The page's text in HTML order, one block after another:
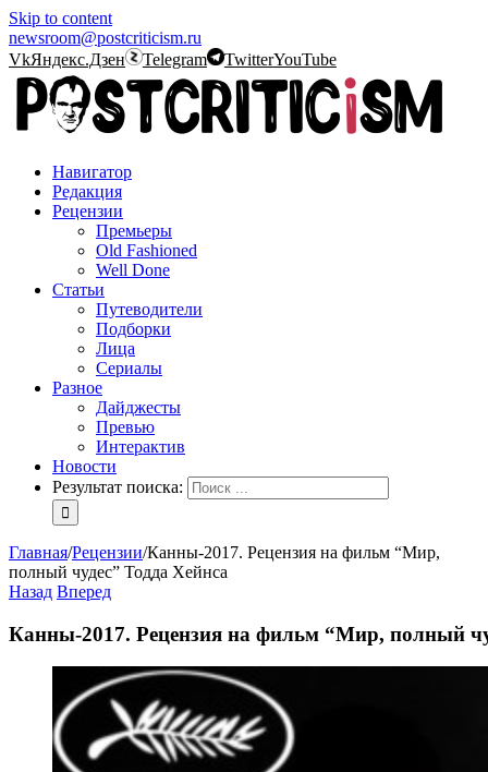
Skip to content
newsroom@postcriticism.ru
VkЯндекс.Дзен Telegram TwitterYouTube
Навигатор
Редакция
Рецензии
Премьеры
Old Fashioned
Well Done
Статьи
Путеводители
Подборки
Лица
Сериалы
Разное
Дайджесты
Превью
Интерактив
Новости
Результат поиска:
Главная/Рецензии/Канны-2017. Рецензия на фильм “Мир,
полный чудес” Тодда Хейнса
Назад Вперед
Канны-2017. Рецензия на фильм “Мир, полный